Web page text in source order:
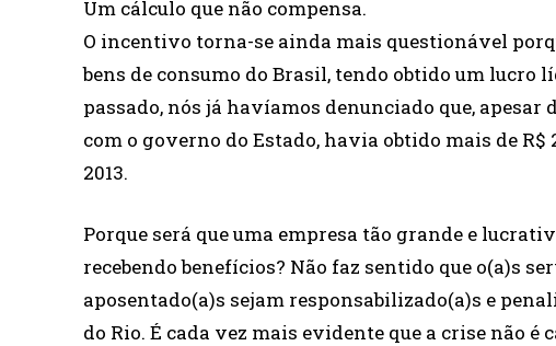
Um cálculo que não compensa.
O incentivo torna-se ainda mais questionável
bens de consumo do Brasil, tendo obtido um lucro
passado, nós já havíamos denunciado que,
com o governo do Estado, havia obtido mais de
2013.
Porque será que uma empresa tão grande e
recebendo benefícios? Não faz sentido que o(a)s
aposentado(a)s sejam responsabilizado(a)s e
do Rio. É cada vez mais evidente que a crise não é